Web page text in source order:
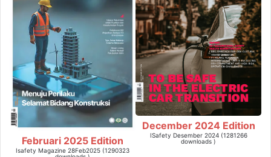
Februari 2025 Edition
Isafety Magazine 28Feb2025 (1290323
December 2024 Edition
ISafety Desember 2024 (1281266
downloads )